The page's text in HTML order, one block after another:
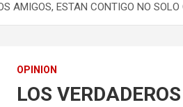
AMIGOS, ESTAN CONTIGO NO
OPINION
LOS